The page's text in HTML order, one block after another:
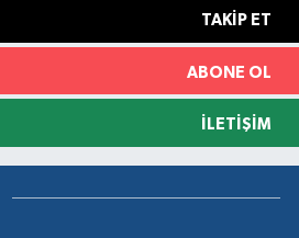
TAKIP ET
ABONE OL
İLETIŞIM